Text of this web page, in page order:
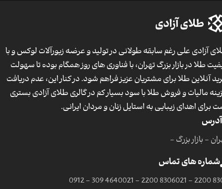
آزادی علی رغم سابقه طولانی در تولید و عرضه زیورآلات لوکس و با
طلا در بازار بزرگ تهران، با فناوری های روز همگام بوده تا سهولت
آنلاین طلا برای مشتریان عزیز فراهم شود. در کنار این، عدم دریافت
مالیات و فروش طلا با سود بسیار کم در گالری طلای آزادی بستری
برای اهدای زیبایی به استایل زنان و مردان ایرانی.
آدرس
- بازار بزرگ -
شماره های تماس
021 - 2200
021 - 2200 8306
0912 - 309 4640